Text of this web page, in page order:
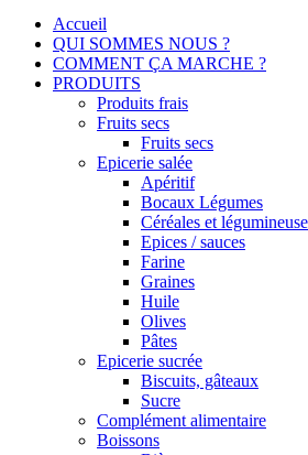
Accueil
QUI SOMMES NOUS ?
COMMENT ÇA MARCHE ?
PRODUITS
Produits frais
Fruits secs
Fruits secs
Epicerie salée
Apéritif
Bocaux Légumes
Céréales et
Epices / sauces
Farine
Graines
Huile
Olives
Pâtes
Epicerie sucrée
Biscuits, gâteaux
Sucre
Complément alimentaire
Boissons